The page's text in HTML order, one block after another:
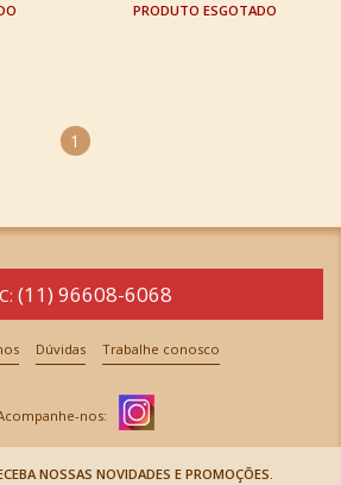
ESGOTADO
1
(11) 96608-6068
Dúvidas Trabalhe conosco
NOSSAS NOVIDADES E PROMOÇÕES.